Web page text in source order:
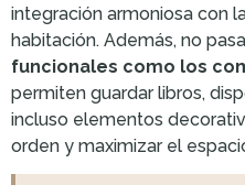
integración armoniosa con
habitación. Además, no
funcionales como los
permiten guardar libros,
incluso elementos
orden y maximizar el